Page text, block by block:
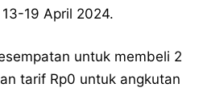
19 April 2024.
untuk membeli 2
tarif Rp0 untuk angkutan